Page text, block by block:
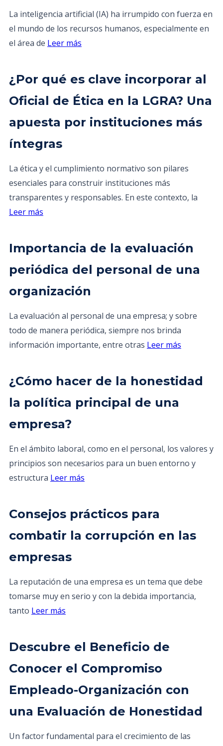
La inteligencia artificial (IA) ha irrumpido con fuerza en
el mundo de los recursos humanos, especialmente en
el área de Leer más
¿Por qué es clave incorporar al
Oficial de Ética en la LGRA? Una
apuesta por instituciones más
íntegras
La ética y el cumplimiento normativo son pilares
esenciales para construir instituciones más
transparentes y responsables. En este contexto, la
Leer más
Importancia de la evaluación
periódica del personal de una
organización
La evaluación al personal de una empresa; y sobre
todo de manera periódica, siempre nos brinda
información importante, entre otras Leer más
¿Cómo hacer de la honestidad
la política principal de una
empresa?
En el ámbito laboral, como en el personal, los valores y
principios son necesarios para un buen entorno y
estructura Leer más
Consejos prácticos para
combatir la corrupción en las
empresas
La reputación de una empresa es un tema que debe
tomarse muy en serio y con la debida importancia,
tanto Leer más
Descubre el Beneficio de
Conocer el Compromiso
Empleado-Organización con
una Evaluación de Honestidad
Un factor fundamental para el crecimiento de las